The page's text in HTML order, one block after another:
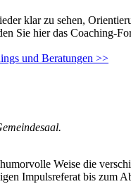
klar zu sehen,
Sie hier das Coaching-
und Beratungen >>
Weise die
Impulsreferat bis zum